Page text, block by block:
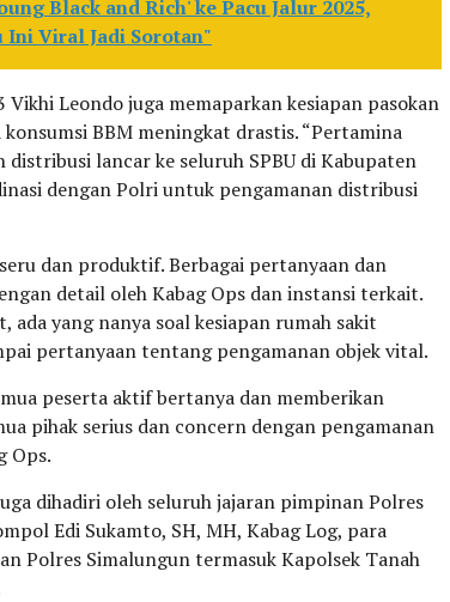
Black and Rich' ke Pacu Jalur 2025,
Ini Viral Jadi Sorotan"
Leondo juga memaparkan kesiapan pasokan
BBM meningkat drastis. “Pertamina
lancar ke seluruh SPBU di Kabupaten
dengan Polri untuk pengamanan distribusi
dan produktif. Berbagai pertanyaan dan
detail oleh Kabag Ops dan instansi terkait.
yang nanya soal kesiapan rumah sakit
pertanyaan tentang pengamanan objek vital.
peserta aktif bertanya dan memberikan
pihak serius dan concern dengan pengamanan
Ops.
dihadiri oleh seluruh jajaran pimpinan Polres
Edi Sukamto, SH, MH, Kabag Log, para
Polres Simalungun termasuk Kapolsek Tanah